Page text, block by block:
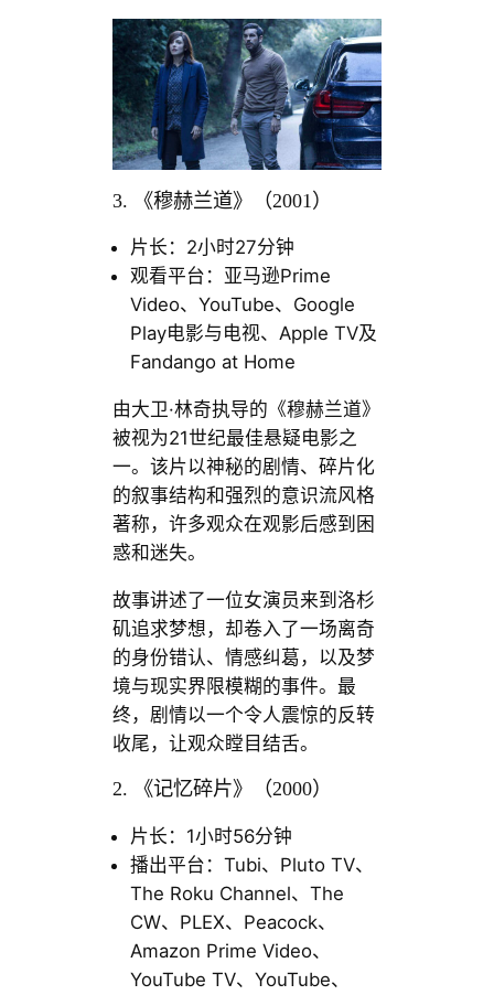
3. 《穆赫兰道》（2001）
片长：2小时27分钟
观看平台：亚马逊Prime
Video、YouTube、Google
Play电影与电视、Apple TV及
Fandango at Home
由大卫·林奇执导的《穆赫兰道》
被视为21世纪最佳悬疑电影之
一。该片以神秘的剧情、碎片化
的叙事结构和强烈的意识流风格
著称，许多观众在观影后感到困
惑和迷失。
故事讲述了一位女演员来到洛杉
矶追求梦想，却卷入了一场离奇
的身份错认、情感纠葛，以及梦
境与现实界限模糊的事件。最
终，剧情以一个令人震惊的反转
收尾，让观众瞠目结舌。
2. 《记忆碎片》（2000）
片长：1小时56分钟
播出平台：Tubi、Pluto TV、
The Roku Channel、The
CW、PLEX、Peacock、
Amazon Prime Video、
YouTube TV、YouTube、